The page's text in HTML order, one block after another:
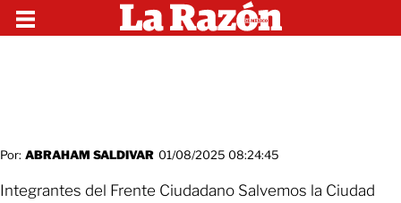
Por: ABRAHAM SALDIVAR 01/08/2025 08:24:45
Integrantes del Frente Ciudadano Salvemos la Ciudad